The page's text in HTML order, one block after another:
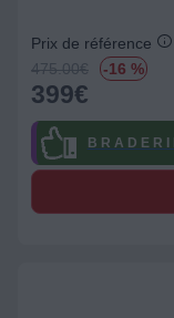
Prix de référence
475.00€ -16 %
399€
B R A D E R I